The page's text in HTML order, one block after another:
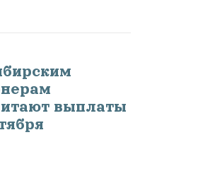
выплаты